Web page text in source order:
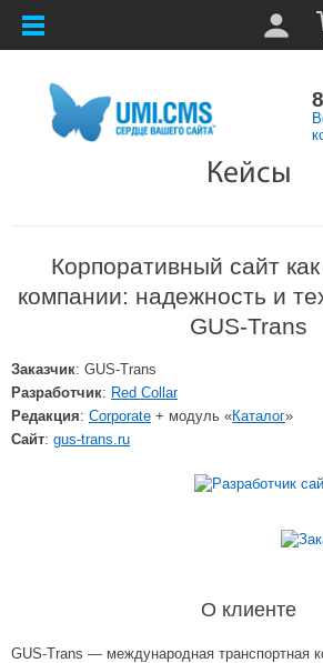
Кейсы
Корпоративный сайт
компании: надежность и
GUS-Trans
Заказчик: GUS-Trans
Разработчик: Red Collar
Редакция: Corporate + модуль «Каталог»
Сайт: gus-trans.ru
О клиенте
GUS-Trans — международная транспортная